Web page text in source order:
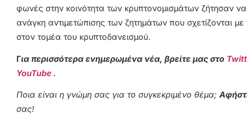
φωνές στην κοινότητα των κρυπτονομισμάτων ζήτησαν
ανάγκη αντιμετώπισης των ζητημάτων που σχετίζονται
στον τομέα του κρυπτοδανεισμού.
Για περισσότερα ενημερωμένα νέα, βρείτε μας στο
YouTube .
Ποια είναι η γνώμη σας για το συγκεκριμένο θέμα;
σας!